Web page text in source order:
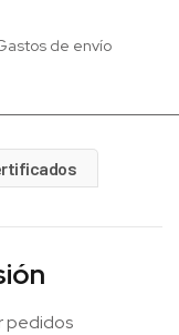
de envío
pedidos